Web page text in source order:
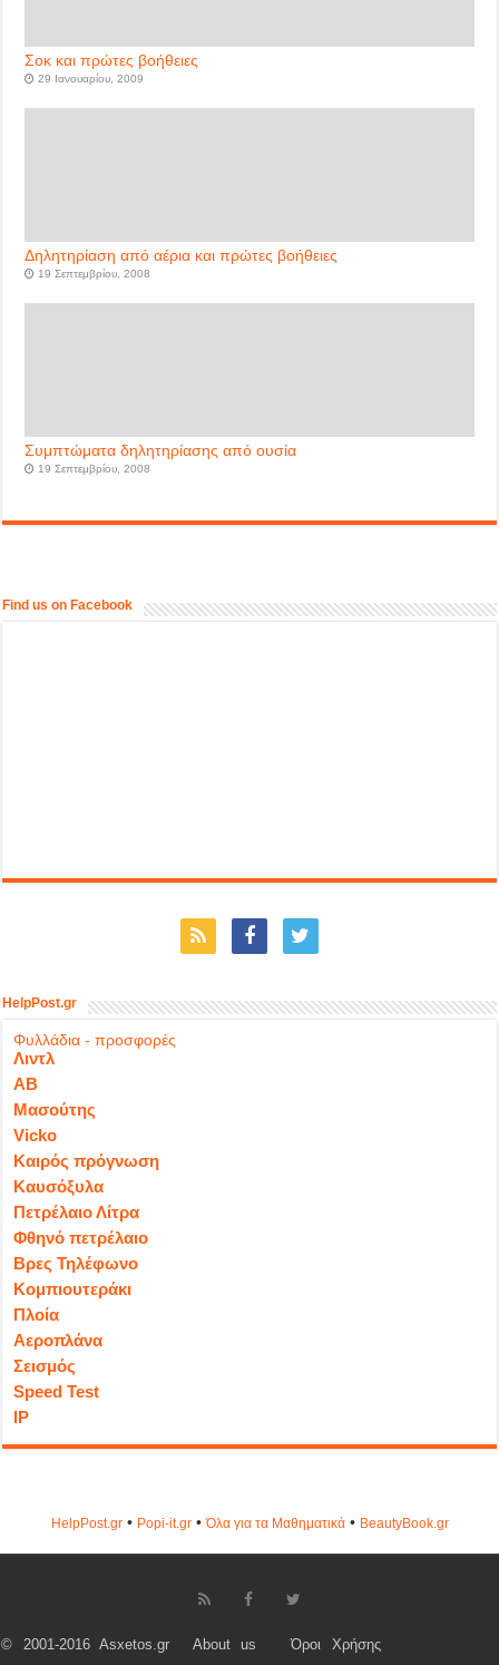
Σοκ και πρώτες βοήθειες
29 Ιανουαρίου, 2009
Δηλητηρίαση από αέρια και πρώτες βοήθειες
19 Σεπτεμβρίου, 2008
Συμπτώματα δηλητηρίασης από ουσία
19 Σεπτεμβρίου, 2008
Find us on Facebook
HelpPost.gr
Φυλλάδια - προσφορές
Λιντλ
ΑΒ
Μασούτης
Vicko
Καιρός πρόγνωση
Καυσόξυλα
Πετρέλαιο Λίτρα
Φθηνό πετρέλαιο
Βρες Τηλέφωνο
Κομπιουτεράκι
Πλοία
Αεροπλάνα
Σεισμός
Speed Test
IP
HelpPost.gr• Popi-it.gr•Όλα για τα Μαθηματικά• ΒeautyΒook.gr
© 2001-2016 Asxetos.gr About us Όροι Χρήσης